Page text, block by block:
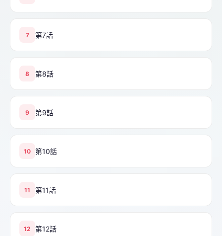
7 第7話
8 第8話
9 第9話
10 第10話
11 第11話
12 第12話